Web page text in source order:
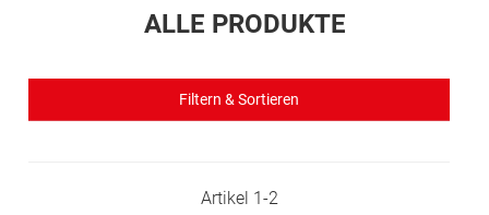
ALLE PRODUKTE
Filtern & Sortieren
Artikel 1-2